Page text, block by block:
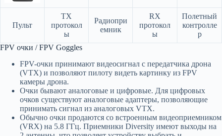
Пульт
TX
протокол
ы
Радиопри
емник
RX
протокол
ы
Полетный
контролле
р
FPV очки / FPV Goggles
FPV-очки принимают видеосигнал с передатчика дрона
(VTX) и позволяют пилоту видеть картинку из FPV
камеры дрона.
Очки бывают аналоговые и цифровые. Для цифровых
очков существуют аналоговые адаптеры, позволяющие
принимать сигнал из аналоговых VTX.
Обычно очки продаются со встроенным видеоприемником
(VRX) на 5.8 ГГц. Приемники Diversity имеют выходы на